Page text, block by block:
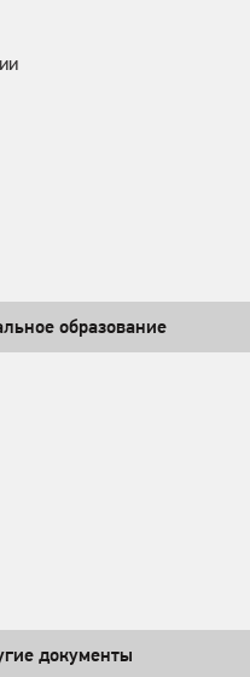
образование
документы